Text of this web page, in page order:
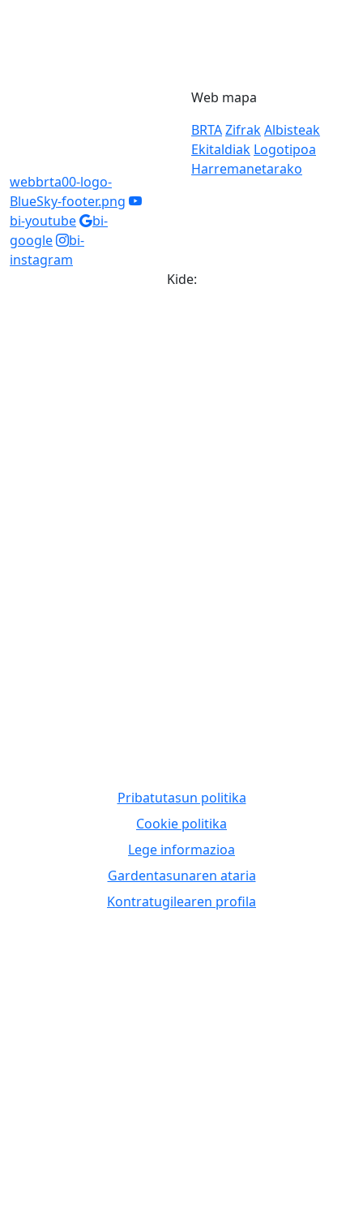
webbrta00-logo-
BlueSky-footer.png
bi-youtube
bi-
google
bi-
instagram
Web mapa
BRTAZifrakAlbisteak
Ekitaldiak Logotipoa
Harremanetarako
Kide:
Pribatutasun politika
Cookie politika
Lege informazioa
Gardentasunaren ataria
Kontratugilearen profila